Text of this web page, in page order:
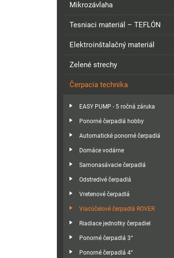
Mikrozávlaha
Tesniaci materiál – TEFLÓN
Elektroinštalačný materiál
Zelené strechy
Čerpacia technika
EASY PUMP - 5 ročná záruka
Ponorné čerpadlá hobby
Automatické ponorné čerpadlá
Domáce vodárne
Samonasávacie čerpadlá
Odstredivé čerpadlá
Vretenové čerpadlá
Viacúčelové čerpadlá ROVER
Riadiace jednotky čerpadiel
Ponorné čerpadlá 3“
Ponorné čerpadlá 4“